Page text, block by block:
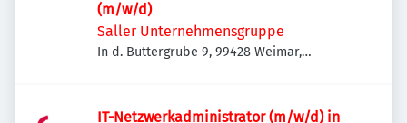
(m/w/d)
Saller Unternehmensgruppe
In d. Buttergrube 9, 99428 Weimar,
IT-Netzwerkadministrator (m/w/d) in